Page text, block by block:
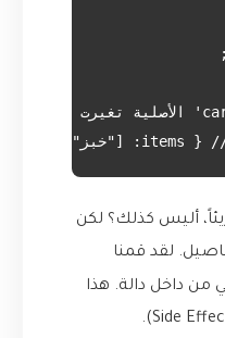
أليس كذلك؟ لكن
لقد قمنا
من داخل دالة. هذا